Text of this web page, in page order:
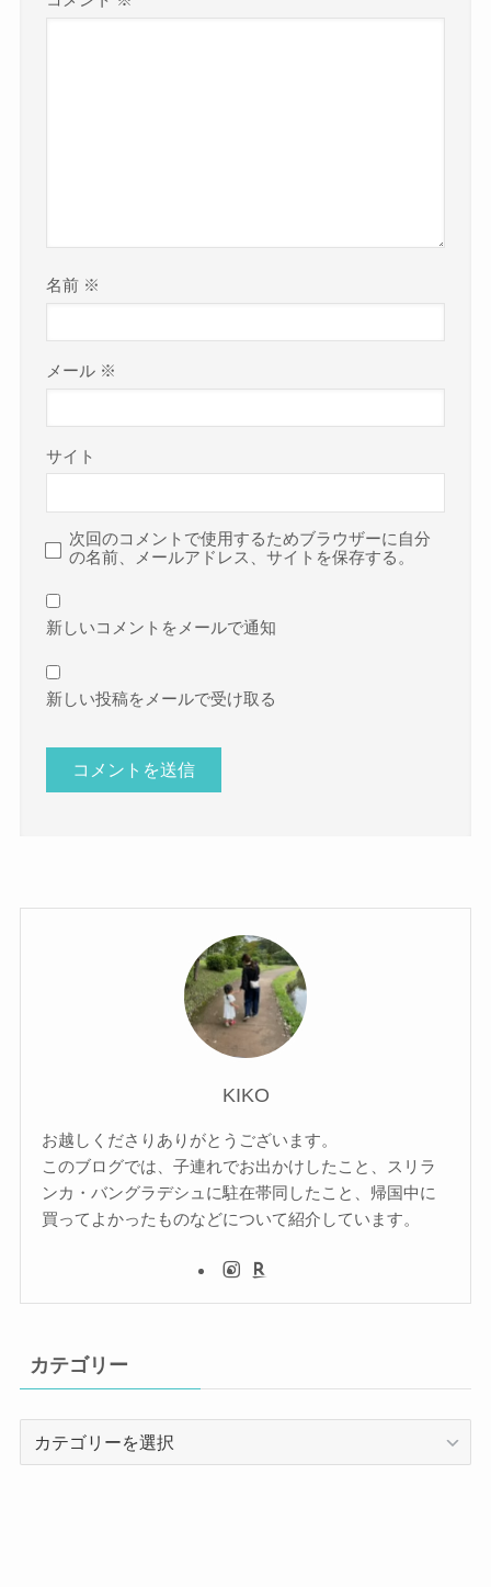
名前 ※
メール ※
サイト
次回のコメントで使用するためブラウザーに自分
の名前、メールアドレス、サイトを保存する。
新しいコメントをメールで通知
新しい投稿をメールで受け取る
KIKO
お越しくださりありがとうございます。
このブログでは、子連れでお出かけしたこと、スリラ
ンカ・バングラデシュに駐在帯同したこと、帰国中に
買ってよかったものなどについて紹介しています。
カテゴリー